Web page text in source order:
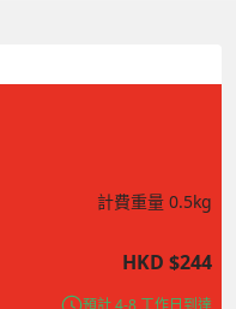
計費重量 0.5kg
HKD $244
預計 4-8 工作日到達